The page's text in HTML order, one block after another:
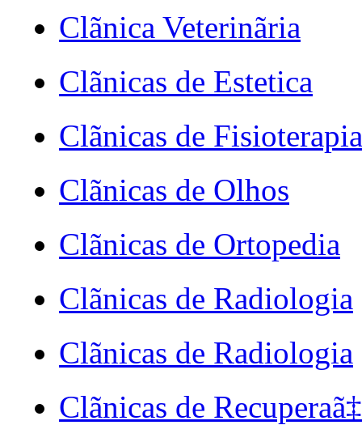
Clãnica Veterinãria
Clãnicas de Estetica
Clãnicas de Fisioterapia
Clãnicas de Olhos
Clãnicas de Ortopedia
Clãnicas de Radiologia
Clãnicas de Radiologia
Clãnicas de